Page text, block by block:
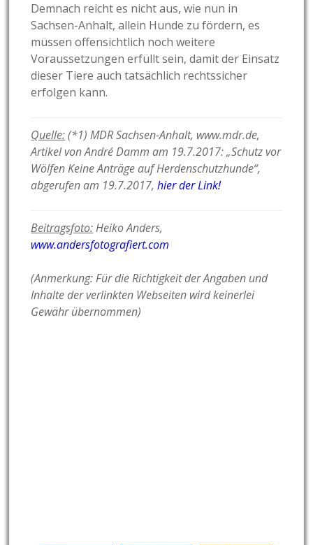
Demnach reicht es nicht aus, wie nun in
Sachsen-Anhalt, allein Hunde zu fördern, es
müssen offensichtlich noch weitere
Voraussetzungen erfüllt sein, damit der Einsatz
dieser Tiere auch tatsächlich rechtssicher
erfolgen kann.
Quelle:(*1) MDR Sachsen-Anhalt, www.mdr.de,
Artikel von André Damm am 19.7.2017: „Schutz vor
Wölfen Keine Anträge auf Herdenschutzhunde“,
abgerufen am 19.7.2017,hier der Link!
Beitragsfoto:Heiko Anders,
www.andersfotografiert.com
(Anmerkung: Für die Richtigkeit der Angaben und
Inhalte der verlinkten Webseiten wird keinerlei
Gewähr übernommen)